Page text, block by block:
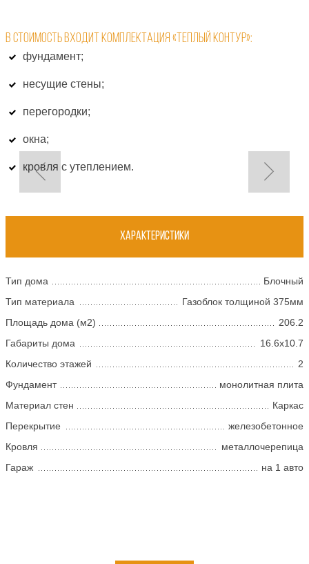
В СТОИМОСТЬ ВХОДИТ КОМПЛЕКТАЦИЯ «ТЕПЛЫЙ КОНТУР»:
фундамент;
несущие стены;
перегородки;
окна;
кровля с утеплением.
Характеристики
Тип дома
Блочный
Тип материала
Газоблок толщиной 375мм
Площадь дома (м2)
206.2
Габариты дома
16.6х10.7
Количество этажей
2
Фундамент
монолитная плита
Материал стен
Каркас
Перекрытие
железобетонное
Кровля
металлочерепица
Гараж
на 1 авто